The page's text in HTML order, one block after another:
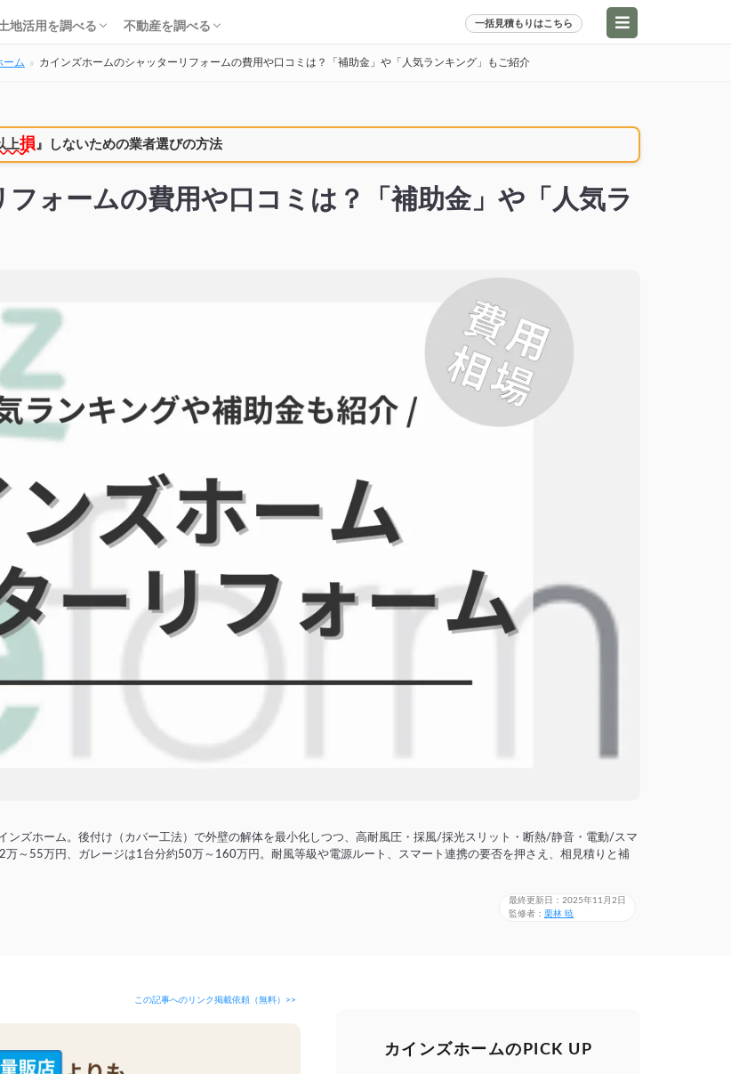
調べる
を調べる
る
地活用を調べる
基礎知識を調べる
土地活用会社を調べる
利回り・初期費用を調べる
不動産を調べる
不動産売却を調べる
不動産購入を調べる
不動産投資を調べる
一括見積もりはこちら
ーム カインズホームのシャッターリフォームの費用や口コミは？「補助金」や「人気ランキング」もご紹介
上損』しないための業者選びの方法
ォームの費用や口コミは？「補助金」や「人気ラ
ンズホーム。後付け（カバー工法）で外壁の解体を最小化しつつ、高耐風圧・採風/採光スリット・断熱/静音・電動/スマ
～55万円、ガレージは1台分約50万～160万円。耐風等級や電源ルート、スマート連携の要否を押さえ、相見積りと補
最終更新日：2025年11月2日
監修者： 栗林 暁
この記事へのリンク掲載依頼（無料）>>
カインズホームのPICK UP
調べる
を調べる
る基礎知識を調べる
土地活用会社を調べる
利回り・初期費用を調べる不動産売却を調べる
不動産購入を調べる
不動産投資を調べる